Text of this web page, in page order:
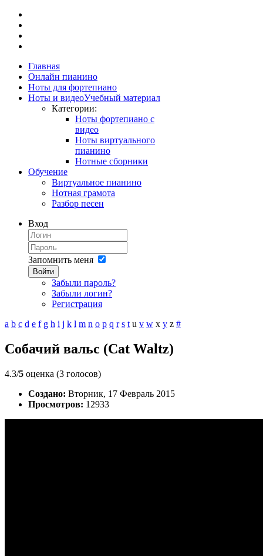
Главная
Онлайн пианино
Ноты для фортепиано
Ноты и видеоУчебный материал
Категории:
Ноты фортепиано с
видео
Ноты виртуального
пианино
Нотные сборники
Обучение
Виртуальное пианино
Нотная грамота
Разбор песен
Вход
Запомнить меня
Войти
Забыли пароль?
Забыли логин?
Регистрация
a b c d e f g h i j k l m n o p q r s t u v w x y z #
Собачий вальс (Cat Waltz)
4.3/5 оценка (3 голосов)
Создано: Вторник, 17 Февраль 2015
Просмотров: 12933